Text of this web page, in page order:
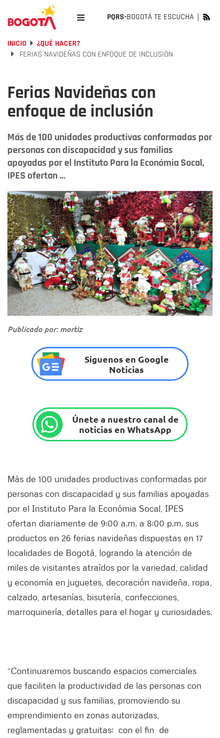
PQRS-BOGOTÁ TE ESCUCHA
INICIO
¿QUÉ HACER?
FERIAS NAVIDEÑAS CON ENFOQUE DE INCLUSIÓN
Ferias Navideñas con
enfoque de inclusión
Más de 100 unidades productivas conformadas por
personas con discapacidad y sus familias
apoyadas por el Instituto Para la Económia Socal,
IPES ofertan ...
Publicado por: mortiz
Síguenos en Google
Noticias
Únete a nuestro canal de
noticias en WhatsApp
Más de 100 unidades productivas conformadas por
personas con discapacidad y sus familias apoyadas
por el Instituto Para la Económia Socal, IPES
ofertan diariamente de 9:00 a.m. a 8:00 p.m. sus
productos en 26 ferias navideñas dispuestas en 17
localidades de Bogotá, logrando la atención de
miles de visitantes atraídos por la variedad, calidad
y economía en juguetes, decoración navideña, ropa,
calzado, artesanías, bisutería, confecciones,
marroquinería, detalles para el hogar y curiosidades.
“Continuaremos buscando espacios comerciales
que faciliten la productividad de las personas con
discapacidad y sus familias, promoviendo su
emprendimiento en zonas autorizadas,
reglamentadas y gratuitas; con el fin de